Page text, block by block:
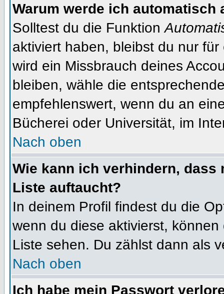
Warum werde ich automatisch
Solltest du die Funktion
aktiviert haben, bleibst du nur
wird ein Missbrauch deines
bleiben, wähle die
empfehlenswert, wenn du an
Bücherei oder Universität, im
Nach oben
Wie kann ich verhindern, dass
Liste auftaucht?
In deinem Profil findest du die
wenn du diese aktivierst,
Liste sehen. Du zählst dann als
Nach oben
Ich habe mein Passwort